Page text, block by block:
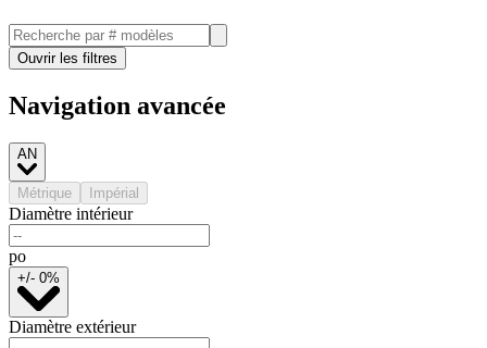
Ouvrir les filtres
Navigation avancée
AN
Métrique Impérial
Diamètre intérieur
po
+/- 0%
Diamètre extérieur